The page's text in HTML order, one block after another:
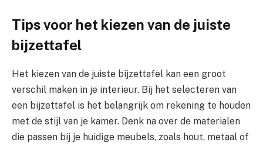
Tips voor het kiezen van de juiste
bijzettafel
Het kiezen van de juiste bijzettafel kan een groot
verschil maken in je interieur. Bij het selecteren van
een bijzettafel is het belangrijk om rekening te houden
met de stijl van je kamer. Denk na over de materialen
die passen bij je huidige meubels, zoals hout, metaal of